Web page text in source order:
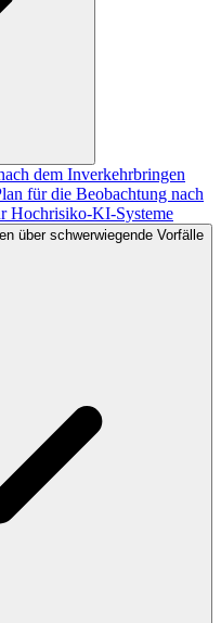
dem Inverkehrbringen
für die Beobachtung nach
Hochrisiko-KI-Systeme
über schwerwiegende Vorfälle